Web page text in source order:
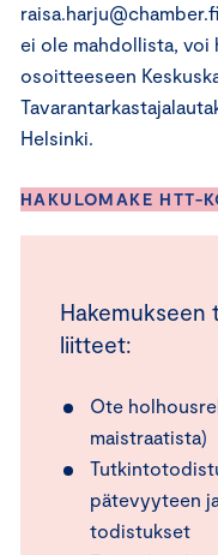
ei ole mahdollista, voi
osoitteeseen
Helsinki.
HAKULOMAKE HTT-
Hakemukseen
liitteet:
Ote
maistraatista)
pätevyyteen
todistukset